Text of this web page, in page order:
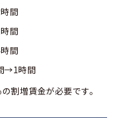
間
間
間
→1時間
割増賃金が必要です。